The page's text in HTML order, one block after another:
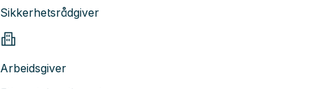
Sikkerhetsrådgiver
Arbeidsgiver